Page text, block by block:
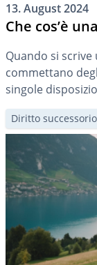
13. August 2024
Che cos’è
Quando si
commettano
singole
di una
rimedio.
Diritto successorio